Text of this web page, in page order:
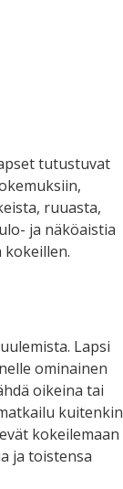
tutustuvat
ruuasta,
ja näköaistia
kokeillen.
Lapsi
ominainen
oikeina tai
kuitenkin
kokeilemaan
ja toistensa